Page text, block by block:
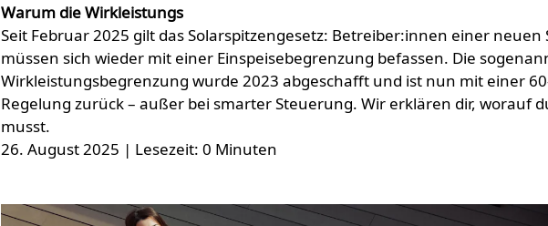
Warum die Wirkleistungs
Seit Februar 2025 gilt das Solarspitzengesetz: Betreiber:innen einer neuen
müssen sich wieder mit einer Einspeise­begrenzung befassen. Die
Wirkleistungs­begrenzung wurde 2023 abgeschafft und ist nun mit einer
Regelung zurück – außer bei smarter Steuerung. Wir erklären dir, worauf
musst.
26. August 2025 | Lesezeit: 0 Minuten